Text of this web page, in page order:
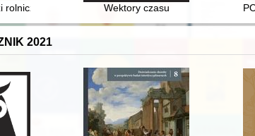
rolniczych profesora Stefana Biedrzyckiego w
Wektory czasu
2021